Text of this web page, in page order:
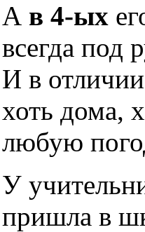
А в 4-ых
всегда под
И в
хоть дома,
любую
У
пришла в